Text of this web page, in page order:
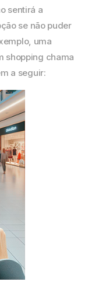
sentirá a
se não puder
, uma
shopping chama
a seguir: